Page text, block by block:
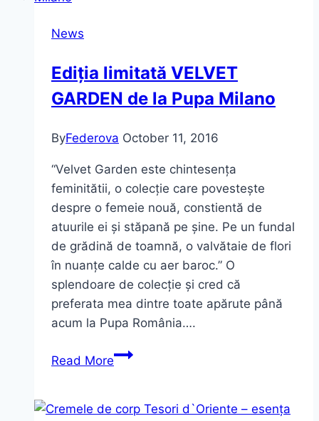
Tesori
d`Oriente
News
Ediția limitată VELVET
GARDEN de la Pupa Milano
ByFederova October 11, 2016
“Velvet Garden este chintesența
feminitătii, o colecție care povestește
despre o femeie nouă, constientă de
atuurile ei și stăpană pe șine. Pe un fundal
de grădină de toamnă, o valvătaie de flori
în nuanțe calde cu aer baroc.” O
splendoare de colecție și cred că
preferata mea dintre toate apărute până
acum la Pupa România….
Read MoreEdiția
GARDEN